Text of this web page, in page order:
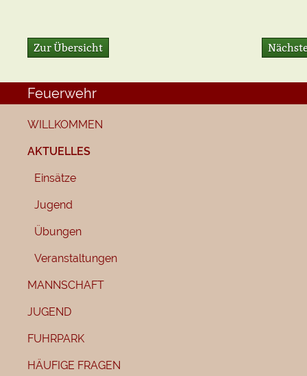
Zur Übersicht
Feuerwehr
WILLKOMMEN
AKTUELLES
Einsätze
Jugend
Übungen
Veranstaltungen
MANNSCHAFT
JUGEND
FUHRPARK
HÄUFIGE FRAGEN